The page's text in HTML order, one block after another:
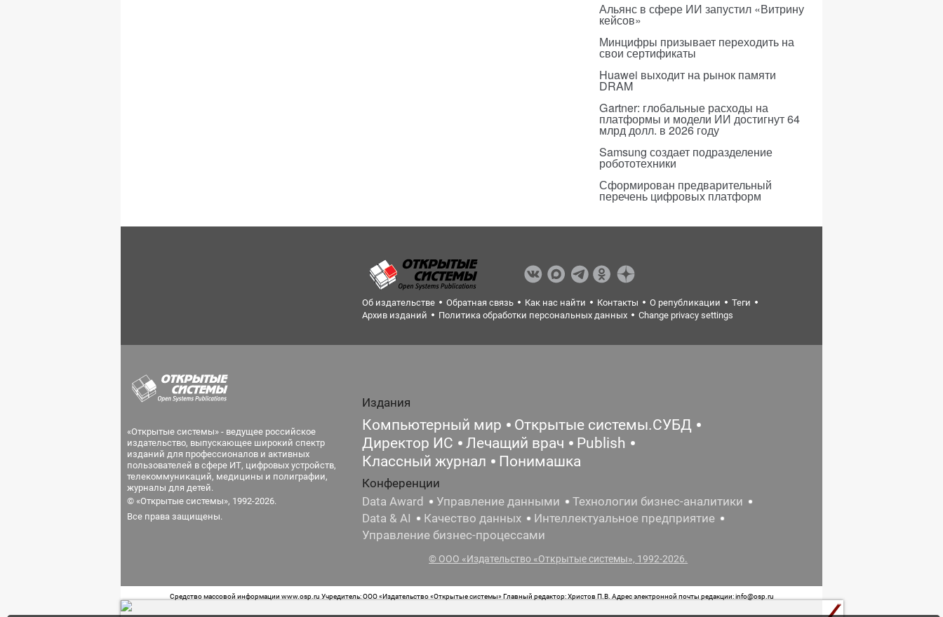
Альянс в сфере ИИ запустил «Витрину
кейсов»
Минцифры призывает переходить на
свои сертификаты
Huawei выходит на рынок памяти
DRAM
Gartner: глобальные расходы на
платформы и модели ИИ достигнут 64
млрд долл. в 2026 году
Samsung создает подразделение
робототехники
Сформирован предварительный
перечень цифровых платформ
Об издательстве Обратная связь Как нас найти Контакты О републикации
Теги
Архив изданий
Политика обработки персональных данных Change privacy settings
«Открытые системы» - ведущее российское
издательство, выпускающее широкий спектр
изданий для профессионалов и активных
пользователей в сфере ИТ, цифровых устройств,
телекоммуникаций, медицины и полиграфии,
журналы для детей.
© «Открытые системы», 1992-2026.
Все права защищены.
Издания
Компьютерный мир
Открытые системы.СУБД
Директор ИС
Лечащий врач
Publish
Классный журнал
Понимашка
Конференции
Data Award
Управление данными
Технологии бизнес-аналитики
Data & AI
Качество данных
Интеллектуальное предприятие
Управление бизнес-процессами
© ООО «Издательство «Открытые системы», 1992-2026.
Средство массовой информации www.osp.ru Учредитель: ООО «Издательство «Открытые системы» Главный редактор: Христов П.В. Адрес электронной почты редакции: info@osp.ru